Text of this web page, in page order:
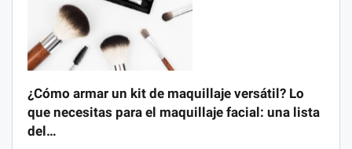
¿Cómo armar un kit de maquillaje versátil? Lo
que necesitas para el maquillaje facial: una lista
del…